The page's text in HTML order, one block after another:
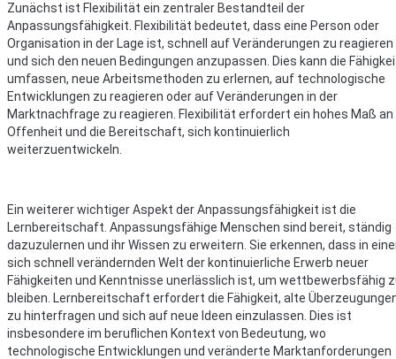
Zunächst ist Flexibilität ein zentraler Bestandteil der
Anpassungsfähigkeit. Flexibilität bedeutet, dass eine Person oder
Organisation in der Lage ist, schnell auf Veränderungen zu reagieren
und sich den neuen Bedingungen anzupassen. Dies kann die
umfassen, neue Arbeitsmethoden zu erlernen, auf technologische
Entwicklungen zu reagieren oder auf Veränderungen in der
Marktnachfrage zu reagieren. Flexibilität erfordert ein hohes Maß an
Offenheit und die Bereitschaft, sich kontinuierlich
weiterzuentwickeln.
Ein weiterer wichtiger Aspekt der Anpassungsfähigkeit ist die
Lernbereitschaft. Anpassungsfähige Menschen sind bereit, ständig
dazuzulernen und ihr Wissen zu erweitern. Sie erkennen, dass in
sich schnell verändernden Welt der kontinuierliche Erwerb neuer
Fähigkeiten und Kenntnisse unerlässlich ist, um wettbewerbsfähig
bleiben. Lernbereitschaft erfordert die Fähigkeit, alte
zu hinterfragen und sich auf neue Ideen einzulassen. Dies ist
insbesondere im beruflichen Kontext von Bedeutung, wo
technologische Entwicklungen und veränderte Marktanforderungen